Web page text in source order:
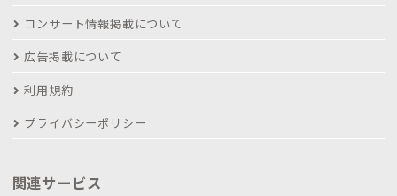
コンサート情報掲載について
広告掲載について
利用規約
プライバシーポリシー
関連サービス